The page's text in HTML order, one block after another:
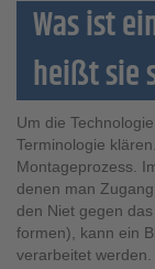
Was ist
heißt sie
Um die
Terminologie
Montageprozess.
denen man
den Niet gegen
formen), kann ein
verarbeitet